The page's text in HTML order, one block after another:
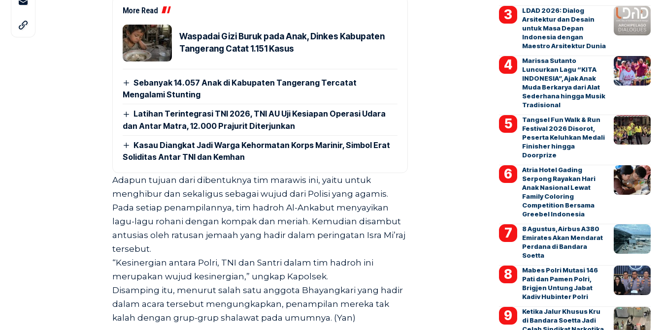
More Read
Waspadai Gizi Buruk pada Anak, Dinkes Kabupaten
Tangerang Catat 1.151 Kasus
Sebanyak 14.057 Anak di Kabupaten Tangerang Tercatat
Mengalami Stunting
Latihan Terintegrasi TNI 2026, TNI AU Uji Kesiapan Operasi Udara
dan Antar Matra, 12.000 Prajurit Diterjunkan
Kasau Diangkat Jadi Warga Kehormatan Korps Marinir, Simbol Erat
Soliditas Antar TNI dan Kemhan
Adapun tujuan dari dibentuknya tim marawis ini, yaitu untuk
menghibur dan sekaligus sebagai wujud dari Polisi yang agamis.
Pada setiap penampilannya, tim hadroh Al-Ankabut menyayikan
lagu-lagu rohani dengan kompak dan meriah. Kemudian disambut
antusias oleh ratusan jemaah yang hadir dalam peringatan Isra Mi’raj
tersebut.
“Kesinergian antara Polri, TNI dan Santri dalam tim hadroh ini
merupakan wujud kesinergian,” ungkap Kapolsek.
Disamping itu, menurut salah satu anggota Bhayangkari yang hadir
dalam acara tersebut mengungkapkan, penampilan mereka tak
kalah dengan grup-grup shalawat pada umumnya. (Yan)
LDAD 2026: Dialog
Arsitektur dan Desain
untuk Masa Depan
Indonesia dengan
Maestro Arsitektur Dunia
Marissa Sutanto
Luncurkan Lagu “KITA
INDONESIA”, Ajak Anak
Muda Berkarya dari Alat
Sederhana hingga Musik
Tradisional
Tangsel Fun Walk & Run
Festival 2026 Disorot,
Peserta Keluhkan Medali
Finisher hingga
Doorprize
Atria Hotel Gading
Serpong Rayakan Hari
Anak Nasional Lewat
Family Coloring
Competition Bersama
Greebel Indonesia
8 Agustus, Airbus A380
Emirates Akan Mendarat
Perdana di Bandara
Soetta
Mabes Polri Mutasi 146
Pati dan Pamen Polri,
Brigjen Untung Jabat
Kadiv Hubinter Polri
Ketika Jalur Khusus Kru
di Bandara Soetta Jadi